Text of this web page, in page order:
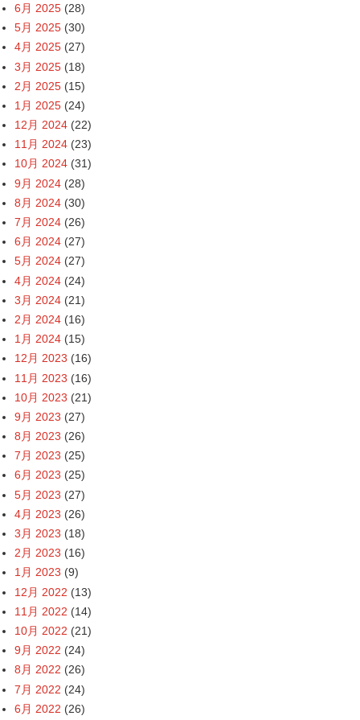
6月 2025 (28)
5月 2025 (30)
4月 2025 (27)
3月 2025 (18)
2月 2025 (15)
1月 2025 (24)
12月 2024 (22)
11月 2024 (23)
10月 2024 (31)
9月 2024 (28)
8月 2024 (30)
7月 2024 (26)
6月 2024 (27)
5月 2024 (27)
4月 2024 (24)
3月 2024 (21)
2月 2024 (16)
1月 2024 (15)
12月 2023 (16)
11月 2023 (16)
10月 2023 (21)
9月 2023 (27)
8月 2023 (26)
7月 2023 (25)
6月 2023 (25)
5月 2023 (27)
4月 2023 (26)
3月 2023 (18)
2月 2023 (16)
1月 2023 (9)
12月 2022 (13)
11月 2022 (14)
10月 2022 (21)
9月 2022 (24)
8月 2022 (26)
7月 2022 (24)
6月 2022 (26)